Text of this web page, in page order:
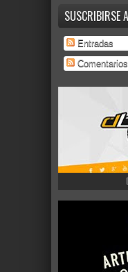
SUSCRIBIRSE A
Entradas
Comentarios